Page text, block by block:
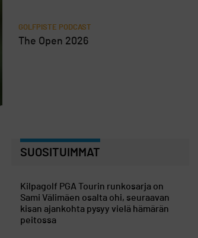
GOLFPISTE PODCAST
The Open 2026
SUOSITUIMMAT
Kilpagolf PGA Tourin runkosarja on
Sami Välimäen osalta ohi, seuraavan
kisan ajankohta pysyy vielä hämärän
peitossa